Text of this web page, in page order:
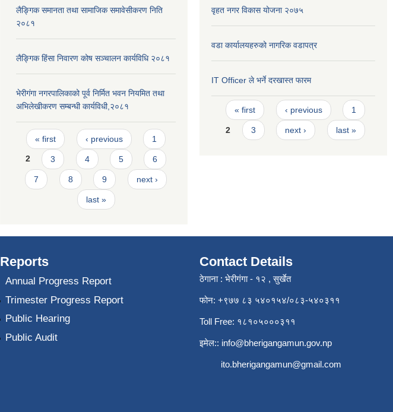
लैङ्गिक समानता तथा सामाजिक समावेसीकरण निति
२०८१
लैङ्गिक हिंसा निवारण कोष सञ्चालन कार्यविधि २०८१
भेरीगंगा नगरपालिकाको पूर्व निर्मित भवन नियमित तथा
अभिलेखीकरण सम्बन्धी कार्यविधी,२०८१
Pages
« first ‹ previous 1
2 3 4 5 6
7 8 9 next ›
last »
वृहत नगर विकास योजना २०७५
वडा कार्यालयहरुको नागरिक वडापत्र
IT Officer ले भर्ने दरखास्त फारम
Pages
« first ‹ previous 1
2 3 next › last »
Reports
Annual Progress Report
Trimester Progress Report
Public Hearing
Public Audit
Contact Details
ठेगाना : भेरीगंगा - १२ , सुर्खेत
फोन: +९७७ ८३ ५४०१५४/०८३-५४०३११
Toll Free: १८१०५०००३११
इमेल:: info@bherigangamun.gov.np
ito.bherigangamun@gmail.com